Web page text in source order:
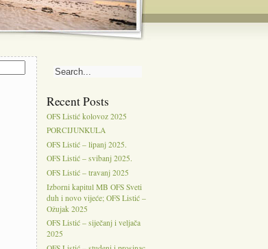
Recent Posts
OFS Listić kolovoz 2025
PORCIJUNKULA
OFS Listić – lipanj 2025.
OFS Listić – svibanj 2025.
OFS Listić – travanj 2025
Izborni kapitul MB OFS Sveti
duh i novo vijeće; OFS Listić –
Ožujak 2025
OFS Listić – siječanj i veljača
2025